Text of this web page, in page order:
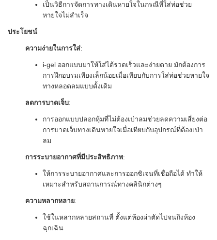
เป็นวิธีการจัดการทางเดินหายใจในกรณีที่ใส่ท่อช่วย
หายใจไม่สำเร็จ
ประโยชน์
ความง่ายในการใส่:
i-gel ออกแบบมาให้ใส่ได้รวดเร็วและง่ายดาย มักต้องการ
การฝึกอบรมเพียงเล็กน้อยเมื่อเทียบกับการใส่ท่อช่วยหายใจ
ทางหลอดลมแบบดั้งเดิม
ลดการบาดเจ็บ:
การออกแบบปลอกหุ้มที่ไม่ต้องเป่าลมช่วยลดความเสี่ยงต่อ
การบาดเจ็บทางเดินหายใจเมื่อเทียบกับอุปกรณ์ที่ต้องเป่า
ลม
การระบายอากาศที่มีประสิทธิภาพ:
ให้การระบายอากาศและการออกซิเจนที่เชื่อถือได้ ทำให้
เหมาะสำหรับสถานการณ์ทางคลินิกต่างๆ
ความหลากหลาย:
ใช้ในหลากหลายสถานที่ ตั้งแต่ห้องผ่าตัดไปจนถึงห้อง
ฉุกเฉิน